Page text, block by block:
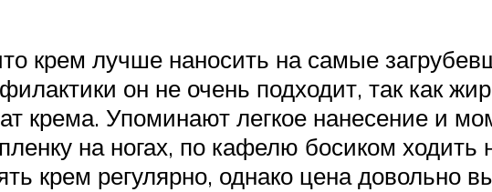
крем лучше наносить на самые
он не очень подходит, так как
крема. Упоминают легкое нанесение и
на ногах, по кафелю босиком
крем регулярно, однако цена довольно